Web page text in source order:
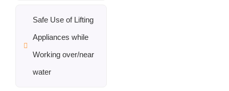
Safe Use of Lifting
Appliances while
Working over/near
water